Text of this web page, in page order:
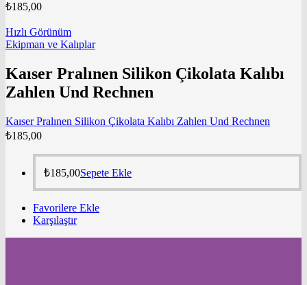
₺185,00
Hızlı Görünüm
Ekipman ve Kalıplar
Kaıser Pralınen Silikon Çikolata Kalıbı
Zahlen Und Rechnen
Kaıser Pralınen Silikon Çikolata Kalıbı Zahlen Und Rechnen
₺185,00
₺185,00Sepete Ekle
Favorilere Ekle
Karşılaştır